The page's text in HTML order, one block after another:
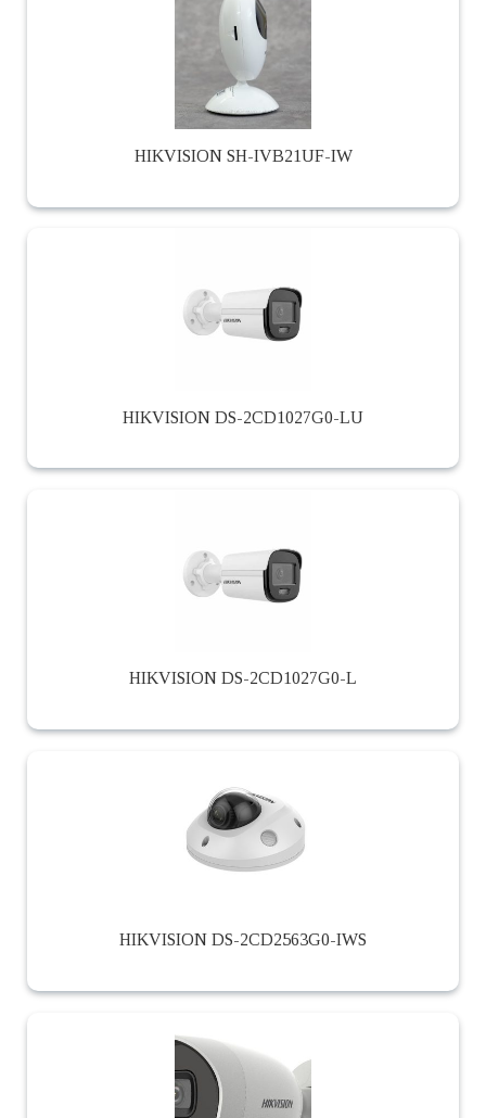
HIKVISION SH-IVB21UF-IW
HIKVISION DS-2CD1027G0-LU
HIKVISION DS-2CD1027G0-L
HIKVISION DS-2CD2563G0-IWS